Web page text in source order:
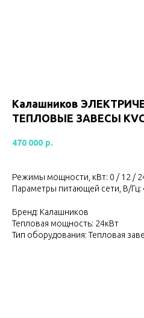
Калашников
ТЕПЛОВЫЕ ЗАВЕСЫ
470 000 р.
Режимы мощности, кВт: 0 / 12 /
Параметры питающей сети, В/Гц:
Бренд: Калашников
Тепловая мощность: 24кВт
Тип оборудования: Тепловая